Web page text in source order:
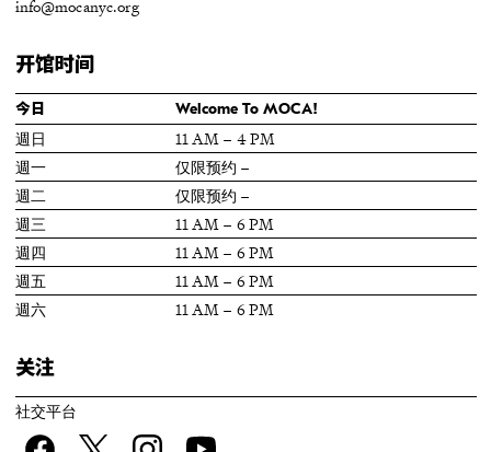
info@mocanyc.org
开馆时间
今日 Welcome To MOCA!
週日
11 AM – 4 PM
週一
仅限预约 –
週二
仅限预约 –
週三
11 AM – 6 PM
週四
11 AM – 6 PM
週五
11 AM – 6 PM
週六
11 AM – 6 PM
关注
社交平台
Facebooktwitter